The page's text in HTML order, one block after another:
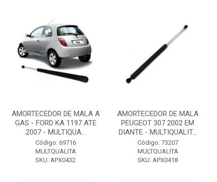
AMORTECEDOR DE MALA A
GAS - FORD KA 1197 ATE
2007 - MULTIQUA...
Código: 69716
MULTQUALITA
SKU: APX0432
AMORTECEDOR DE MALA
PEUGEOT 307 2002 EM
DIANTE - MULTIQUALIT...
Código: 73207
MULTQUALITA
SKU: APX0418